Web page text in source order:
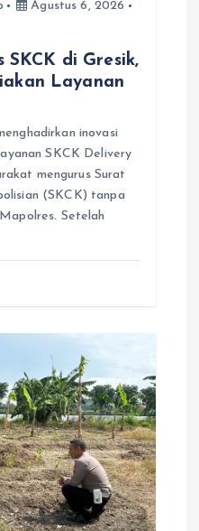
Agustus 6, 2026
di Gresik,
Layanan
inovasi
SKCK Delivery
mengurus Surat
(SKCK) tanpa
Setelah